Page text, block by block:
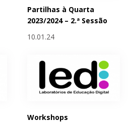
Partilhas à Quarta
2023/2024 – 2.ª Sessão
10.01.24
Workshops